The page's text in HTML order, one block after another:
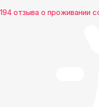
194 отзыва о проживании